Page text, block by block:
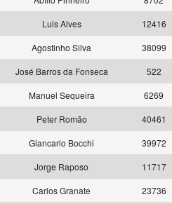
Luis Alves 12416
Agostinho Silva 38099
José Barros da Fonseca 522
Manuel Sequeira 6269
Peter Romão 40461
Giancarlo Bocchi 39972
Jorge Raposo 11717
Carlos Granate 23736